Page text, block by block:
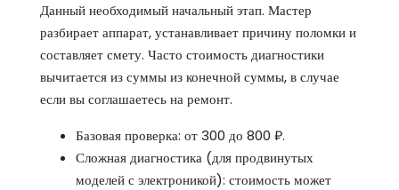
Данный необходимый начальный этап. Мастер
разбирает аппарат, устанавливает причину поломки и
составляет смету. Часто стоимость диагностики
вычитается из суммы из конечной суммы, в случае
если вы соглашаетесь на ремонт.
Базовая проверка: от 300 до 800 ₽.
Сложная диагностика (для продвинутых
моделей с электроникой): стоимость может